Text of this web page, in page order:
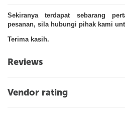
Sekiranya terdapat sebarang
pesanan, sila hubungi pihak kami
Terima kasih.
Reviews
Vendor rating